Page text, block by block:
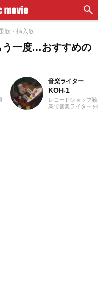
歌・挿入歌
う一度…おすすめの
音楽ライター
KOH-1
レコードショップ
業で音楽ライター